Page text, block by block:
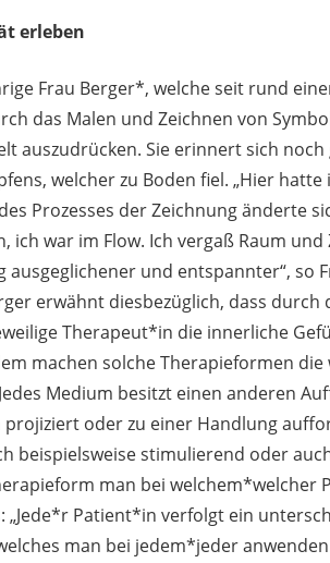
erleben
Frau Berger*, welche seit rund
das Malen und Zeichnen von
auszudrücken. Sie erinnert sich
welcher zu Boden fiel. „Hier
Prozesses der Zeichnung änderte
ich war im Flow. Ich vergaß Raum
ausgeglichener und entspannter“, so
erwähnt diesbezüglich, dass
Therapeut*in die innerliche
machen solche Therapieformen
Medium besitzt einen anderen
projiziert oder zu einer Handlung
beispielsweise stimulierend oder
man bei
„Jede*r Patient*in verfolgt ein
man bei jedem*jeder